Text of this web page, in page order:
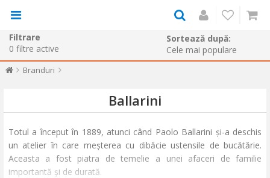
Filtrare
0 filtre active
Sortează după:
Branduri
Ballarini
Totul a început în 1889, atunci când Paolo Ballarini și-a deschis
un atelier în care meșterea cu dibăcie ustensile de bucătărie.
Aceasta a fost piatra de temelie a unei afaceri de familie
importantă și de durată.